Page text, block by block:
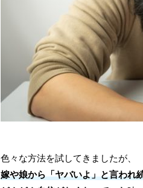
色々な方法を試してきましたが、
嫁や娘から「ヤバいよ」と言われ